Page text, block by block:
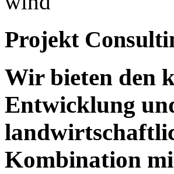
Projekt
Wir bieten den
Entwicklung
Kombination